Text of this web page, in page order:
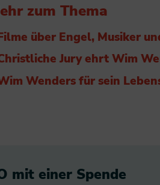
zum Thema
über Engel, Musiker
Jury ehrt Wim
Wenders für sein
mit einer Spende